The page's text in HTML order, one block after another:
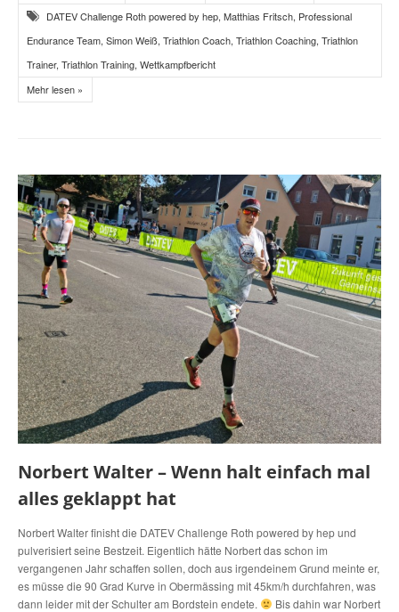
DATEV Challenge Roth powered by hep, Matthias Fritsch, Professional
Endurance Team, Simon Weiß, Triathlon Coach, Triathlon Coaching, Triathlon
Trainer, Triathlon Training, Wettkampfbericht
Mehr lesen »
Norbert Walter – Wenn halt einfach mal
alles geklappt hat
Norbert Walter finisht die DATEV Challenge Roth powered by hep und
pulverisiert seine Bestzeit. Eigentlich hätte Norbert das schon im
vergangenen Jahr schaffen sollen, doch aus irgendeinem Grund meinte er,
es müsse die 90 Grad Kurve in Obermässing mit 45km/h durchfahren, was
dann leider mit der Schulter am Bordstein endete.
Bis dahin war Norbert